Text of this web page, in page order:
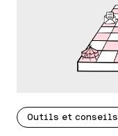
Outils et conseils